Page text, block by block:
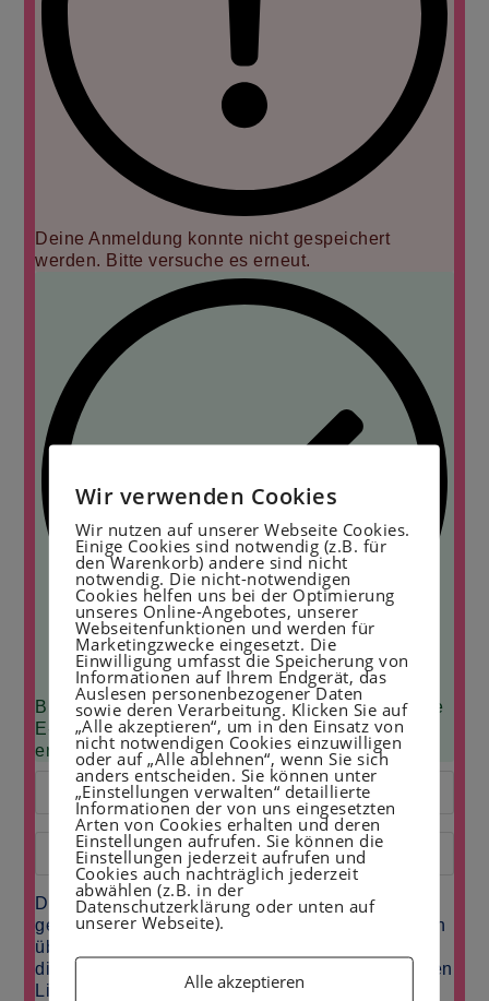
Deine Anmeldung konnte nicht gespeichert
werden. Bitte versuche es erneut.
Bitte schaue in dein Postfach und bestätige deine
E-Mail-Adresse, um dein kostenloses PDF zu
erhalten.
Deine E-Mail-Adresse wird ausschließlich dafür
genutzt, dir unseren Newsletter und Informationen
über www.mamatasty.de zu senden. Du kannst
dich jederzeit über den in jeder E-Mail enthaltenen
Link abmelden.
Wir verwenden Cookies
Wir nutzen auf unserer Webseite Cookies.
Einige Cookies sind notwendig (z.B. für
den Warenkorb) andere sind nicht
notwendig. Die nicht-notwendigen
Cookies helfen uns bei der Optimierung
unseres Online-Angebotes, unserer
Webseitenfunktionen und werden für
Marketingzwecke eingesetzt. Die
Einwilligung umfasst die Speicherung von
Informationen auf Ihrem Endgerät, das
Auslesen personenbezogener Daten
sowie deren Verarbeitung. Klicken Sie auf
„Alle akzeptieren“, um in den Einsatz von
nicht notwendigen Cookies einzuwilligen
oder auf „Alle ablehnen“, wenn Sie sich
anders entscheiden. Sie können unter
„Einstellungen verwalten“ detaillierte
Informationen der von uns eingesetzten
Arten von Cookies erhalten und deren
Einstellungen aufrufen. Sie können die
Einstellungen jederzeit aufrufen und
Cookies auch nachträglich jederzeit
abwählen (z.B. in der
Datenschutzerklärung oder unten auf
unserer Webseite).
Alle akzeptieren